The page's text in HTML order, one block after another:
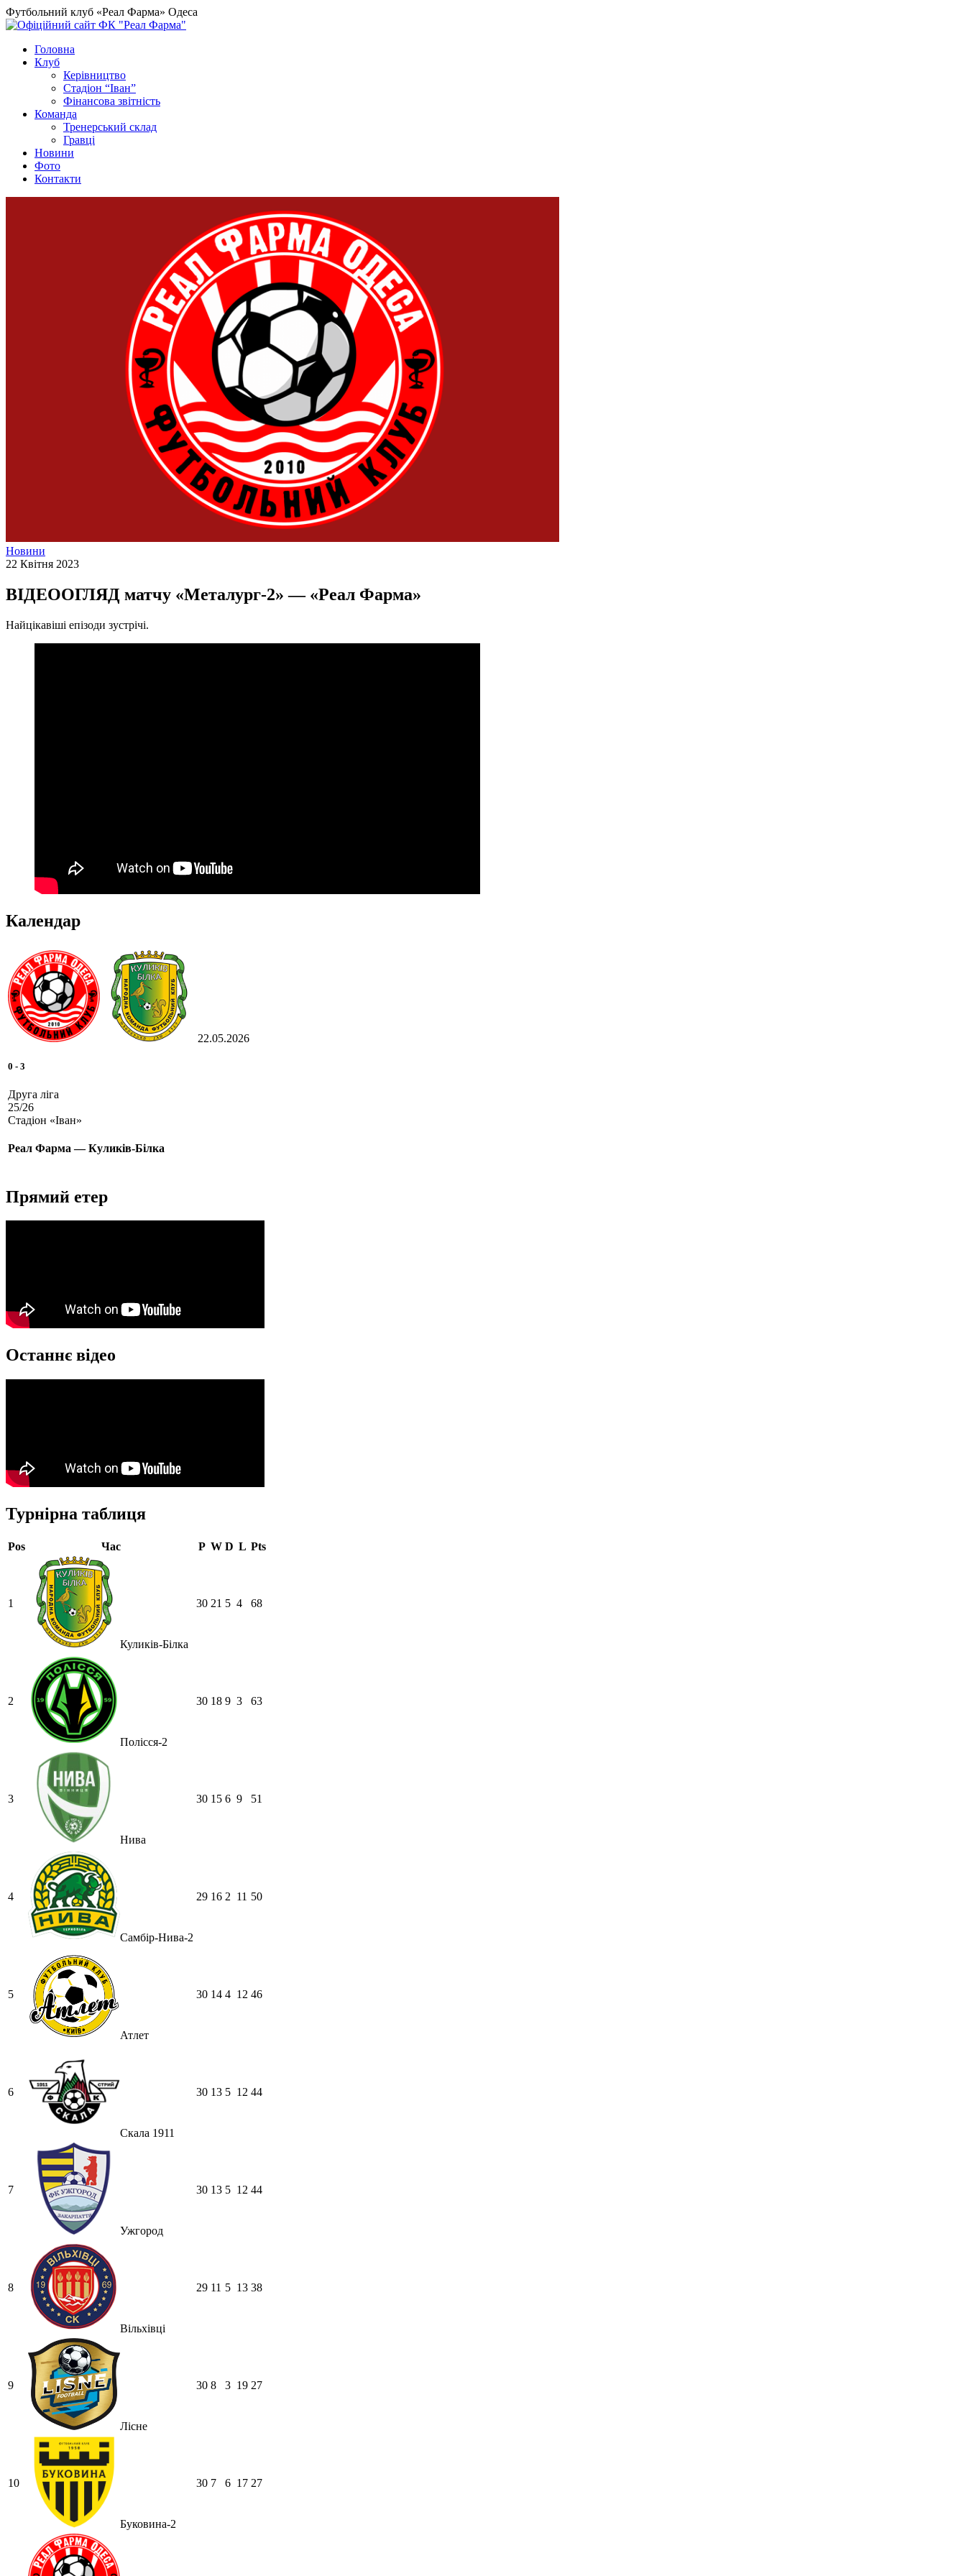
Футбольний клуб «Реал Фарма» Одеса
Головна
Клуб
Керівництво
Стадіон “Іван”
Фінансова звітність
Команда
Тренерський склад
Гравці
Новини
Фото
Контакти
Новини
22 Квітня 2023
ВІДЕООГЛЯД матчу «Металург-2» — «Реал Фарма»
Найцікавіші епізоди зустрічі.
Календар
22.05.2026
0 - 3
Друга ліга
25/26
Стадіон «Іван»
Реал Фарма — Куликів-Білка
Прямий етер
Останнє відео
Турнірна таблиця
Pos Час P W D L Pts
1
Куликів-Білка
30 21 5 4 68
2
Полісся-2
30 18 9 3 63
3
Нива
30 15 6 9 51
4
Самбір-Нива-2
29 16 2 11 50
5
Атлет
30 14 4 12 46
6
Скала 1911
30 13 5 12 44
7
Ужгород
30 13 5 12 44
8
Вільхівці
29 11 5 13 38
9
Лісне
30 8 3 19 27
10
Буковина-2
30 7 6 17 27